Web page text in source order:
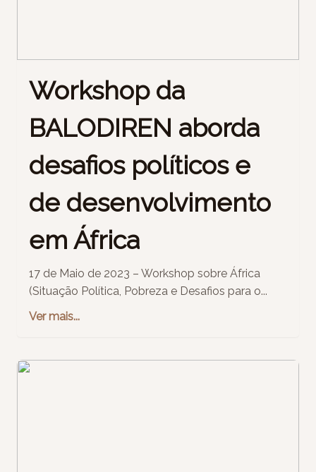
Workshop da
BALODIREN aborda
desafios políticos e
de desenvolvimento
em África
17 de Maio de 2023 – Workshop sobre África
(Situação Política, Pobreza e Desafios para o...
Ver mais...